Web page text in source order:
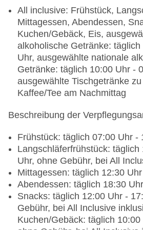
All inclusive: Frühstück,
Mittagessen, Abendessen,
Kuchen/Gebäck, Eis,
alkoholische Getränke:
Uhr, ausgewählte nationale
Getränke: täglich 10:00 Uhr -
ausgewählte Tischgetränke
Kaffee/Tee am Nachmittag
Beschreibung der
Frühstück: täglich 07:00 Uhr -
Langschläferfrühstück: täglich
Uhr, ohne Gebühr, bei All
Mittagessen: täglich 12:30
Abendessen: täglich 18:30
Snacks: täglich 12:00 Uhr -
Gebühr, bei All Inclusive
Kuchen/Gebäck: täglich